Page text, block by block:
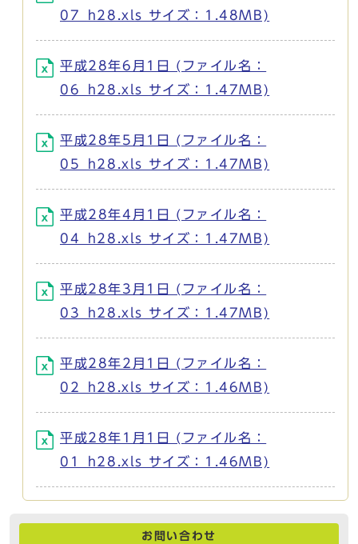
07_h28.xls サイズ：1.48MB)
平成28年6月1日 (ファイル名：
06_h28.xls サイズ：1.47MB)
平成28年5月1日 (ファイル名：
05_h28.xls サイズ：1.47MB)
平成28年4月1日 (ファイル名：
04_h28.xls サイズ：1.47MB)
平成28年3月1日 (ファイル名：
03_h28.xls サイズ：1.47MB)
平成28年2月1日 (ファイル名：
02_h28.xls サイズ：1.46MB)
平成28年1月1日 (ファイル名：
01_h28.xls サイズ：1.46MB)
お問い合わせ